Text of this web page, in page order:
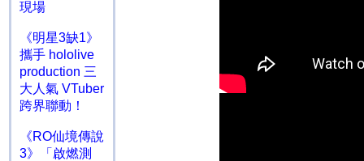
現場
《明星3缺1》
攜手 hololive
production 三
大人氣 VTuber
跨界聯動！
《RO仙境傳說
3》「啟燃測